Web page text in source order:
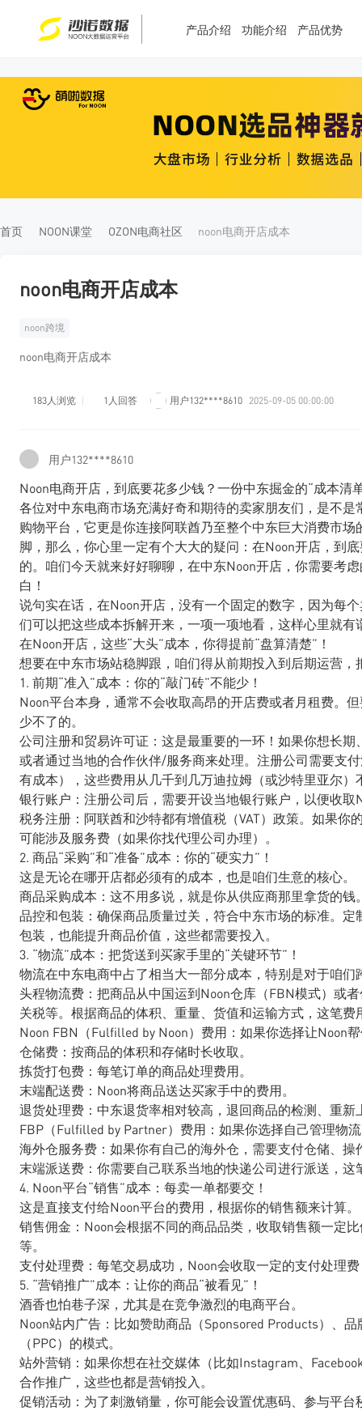
产品介绍 功能介绍 产品优势
首页 NOON课堂 OZON电商社区 noon电商开店成本
noon电商开店成本
noon跨境
noon电商开店成本
183人浏览 1人回答 用户132****8610 2025-09-05 00:00:00
用户132****8610
Noon电商开店，到底要花多少钱？一份中东掘金的“成本清
各位对中东电商市场充满好奇和期待的卖家朋友们，是不
购物平台，它更是你连接阿联酋乃至整个中东巨大消费市
脚，那么，你心里一定有个大大的疑问：在Noon开店，到
的。咱们今天就来好好聊聊，在中东Noon开店，你需要考
白！
说句实在话，在Noon开店，没有一个固定的数字，因为每
们可以把这些成本拆解开来，一项一项地看，这样心里就有
在Noon开店，这些“大头”成本，你得提前“盘算清楚”！
想要在中东市场站稳脚跟，咱们得从前期投入到后期运营，
1. 前期“准入”成本：你的“敲门砖”不能少！
Noon平台本身，通常不会收取高昂的开店费或者月租费。
少不了的。
公司注册和贸易许可证：这是最重要的一环！如果你想长
或者通过当地的合作伙伴/服务商来处理。注册公司需要支
有成本），这些费用从几千到几万迪拉姆（或沙特里亚尔
银行账户：注册公司后，需要开设当地银行账户，以便收
税务注册：阿联酋和沙特都有增值税（VAT）政策。如果你
可能涉及服务费（如果你找代理公司办理）。
2. 商品“采购”和“准备”成本：你的“硬实力”！
这是无论在哪开店都必须有的成本，也是咱们生意的核心。
商品采购成本：这不用多说，就是你从供应商那里拿货的钱
品控和包装：确保商品质量过关，符合中东市场的标准。
包装，也能提升商品价值，这些都需要投入。
3. “物流”成本：把货送到买家手里的“关键环节”！
物流在中东电商中占了相当大一部分成本，特别是对于咱们
头程物流费：把商品从中国运到Noon仓库（FBN模式）或
关税等。根据商品的体积、重量、货值和运输方式，这笔费
Noon FBN（Fulfilled by Noon）费用：如果你选择让Noon
仓储费：按商品的体积和存储时长收取。
拣货打包费：每笔订单的商品处理费用。
末端配送费：Noon将商品送达买家手中的费用。
退货处理费：中东退货率相对较高，退回商品的检测、重新
FBP（Fulfilled by Partner）费用：如果你选择自己管理物
海外仓服务费：如果你有自己的海外仓，需要支付仓储、操
末端派送费：你需要自己联系当地的快递公司进行派送，这
4. Noon平台“销售”成本：每卖一单都要交！
这是直接支付给Noon平台的费用，根据你的销售额来计算。
销售佣金：Noon会根据不同的商品品类，收取销售额一定
等。
支付处理费：每笔交易成功，Noon会收取一定的支付处理
5. “营销推广”成本：让你的商品“被看见”！
酒香也怕巷子深，尤其是在竞争激烈的电商平台。
Noon站内广告：比如赞助商品（Sponsored Products）、
（PPC）的模式。
站外营销：如果你想在社交媒体（比如Instagram、
合作推广，这些也都是营销投入。
促销活动：为了刺激销量，你可能会设置优惠码、参与平